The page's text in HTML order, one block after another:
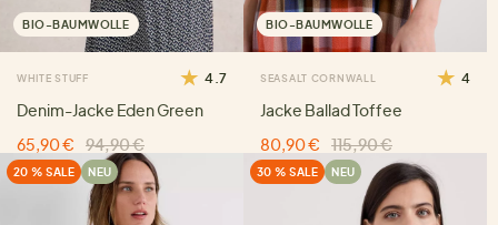
BIO-BAUMWOLLE
WHITE STUFF 4.7
Denim-Jacke Eden Green
65,90 €
94,90 €
BIO-BAUMWOLLE
SEASALT CORNWALL 4
Jacke Ballad Toffee
80,90 €
115,90 €
20 % SALE NEU 30 % SALE NEU